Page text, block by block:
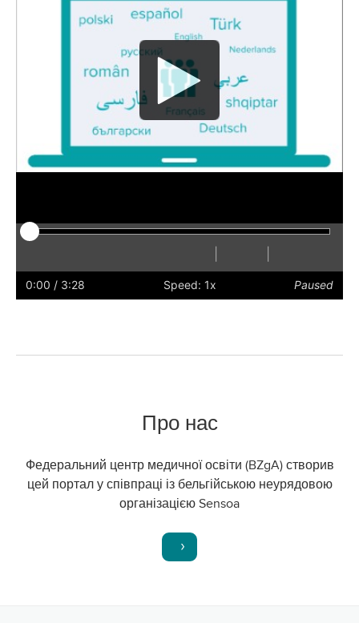
Hide
captions
FasterSlower
full
screen
0:00 / 3:28 Speed: 1x Paused
Про нас
Федеральний центр медичної освіти (BZgA) створив
цей портал у співпраці із бельгійською неурядовою
організацією Sensoa